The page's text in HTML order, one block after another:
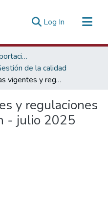
Log In (current)
Promoción de las Exportaciones
de la calidad
Normativas vigentes y regulaciones para la exportación - julio 2025
y regulaciones
- julio 2025